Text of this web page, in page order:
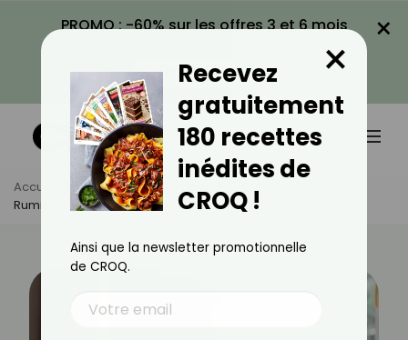
PROMO : -60% sur les offres 3 et 6 mois
VOIR LA PROMO
×
Accueil Actus
Psychologie
Ruminations Mentales : Votre Esprit A-T-Il Des Messages ?
Recevez
gratuitement
180 recettes
inédites de
CROQ !
×
Ainsi que la newsletter promotionnelle
de CROQ.